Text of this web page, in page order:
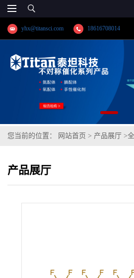
yhx@titansci.com 18616708014
您当前的位置： 网站首页 > 产品展厅 >
货供应）
产品展厅